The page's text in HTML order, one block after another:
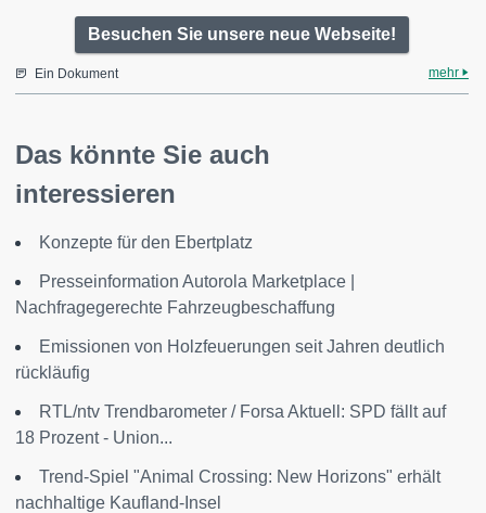
Besuchen Sie unsere neue Webseite!
Ein Dokument mehr
Das könnte Sie auch
interessieren
Konzepte für den Ebertplatz
Presseinformation Autorola Marketplace |
Nachfragegerechte Fahrzeugbeschaffung
Emissionen von Holzfeuerungen seit Jahren deutlich
rückläufig
RTL/ntv Trendbarometer / Forsa Aktuell: SPD fällt auf
18 Prozent - Union...
Trend-Spiel "Animal Crossing: New Horizons" erhält
nachhaltige Kaufland-Insel